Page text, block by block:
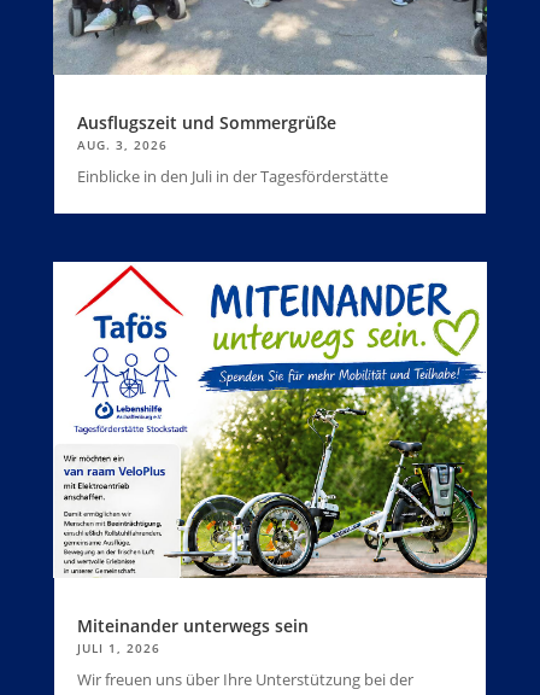
Ausflugszeit und Sommergrüße
AUG. 3, 2026
Einblicke in den Juli in der Tagesförderstätte
Miteinander unterwegs sein
JULI 1, 2026
Wir freuen uns über Ihre Unterstützung bei der